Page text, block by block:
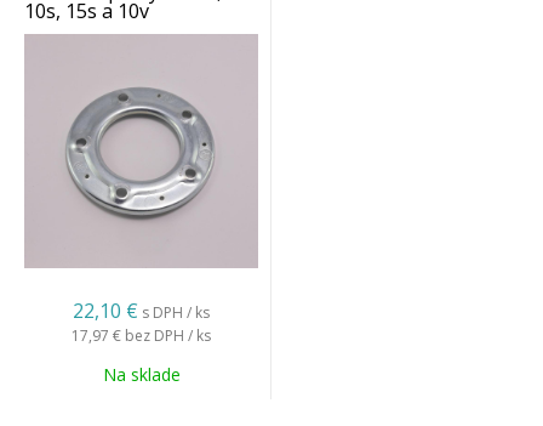
10s, 15s a 10v
22,10 € s DPH / ks
17,97 € bez DPH / ks
Na sklade